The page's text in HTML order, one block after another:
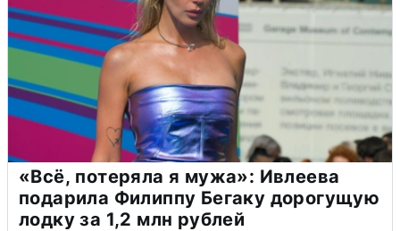
«Всё, потеряла я мужа»: Ивлеева
подарила Филиппу Бегаку дорогущую
лодку за 1,2 млн рублей